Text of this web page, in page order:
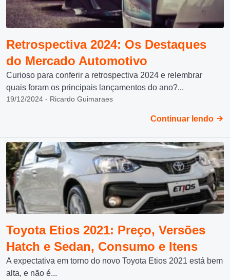
Retrospectiva 2024: Os Destaques
do Mercado Automotivo
Curioso para conferir a retrospectiva 2024 e relembrar
quais foram os principais lançamentos do ano?...
19/12/2024 - Ricardo Guimaraes
Continuar lendo
Toyota Etios 2021: Preço, Versões
Hatch e Sedan, Consumo e Itens
A expectativa em torno do novo Toyota Etios 2021 está bem
alta, e não é...